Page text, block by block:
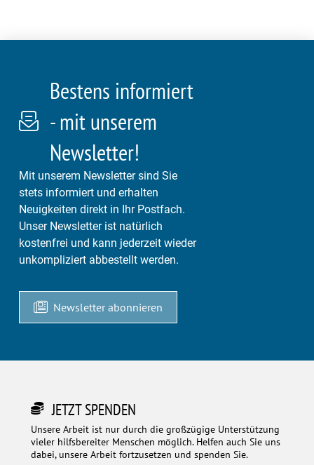
Bestens informiert
- mit unserem
Newsletter!
Mit unserem Newsletter sind Sie
stets informiert und erhalten
Neuigkeiten direkt in Ihr Postfach.
Unser Newsletter ist natürlich
kostenfrei und kann jederzeit wieder
unkompliziert abbestellt werden.
Newsletter abonnieren
JETZT SPENDEN
Unsere Arbeit ist nur durch die großzügige Unterstützung
vieler hilfsbereiter Menschen möglich. Helfen auch Sie uns
dabei, unsere Arbeit fortzusetzen und spenden Sie.